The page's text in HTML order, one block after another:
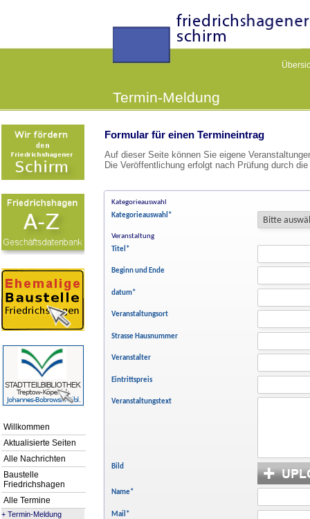
Termin-Meldung
Willkommen
Aktualisierte Seiten
Alle Nachrichten
Baustelle
Friedrichshagen
Alle Termine
+ Termin-Meldung
Formular für einen Termineintrag
Auf dieser Seite können Sie eigene
Die Veröffentlichung erfolgt nach Prüfung durch
Kategorieauswahl
Kategorieauswahl *
Veranstaltung
Titel *
Beginn und Ende
datum*
Veranstaltungsort
Strasse Hausnummer
Veranstalter
Eintrittspreis
Veranstaltungstext
Bild
Name*
Mail *